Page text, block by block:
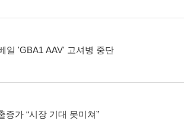
일 'GBA1 AAV' 고셔병 중단
증가 “시장 기대 못미쳐”